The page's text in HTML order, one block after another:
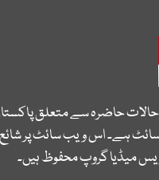
حالات حاضرہ سے متعلق
ہے۔ اس ویب سائٹ پر
میڈیا گروپ محفوظ ہیں۔